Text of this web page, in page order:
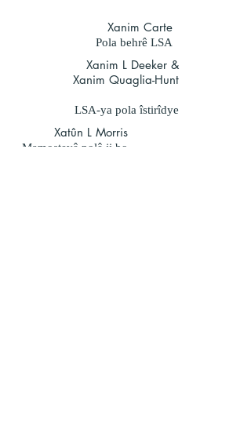
Xanim Carte
Pola behrê LSA
Xanim L Deeker &
Xanim Quaglia-Hunt
LSA-ya pola îstirîdye
Xatûn L Morris
Mamosteyê polê ji bo